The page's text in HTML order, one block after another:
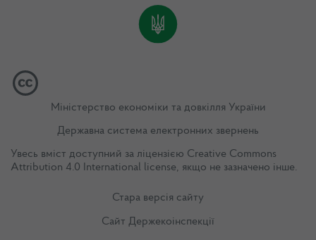
Міністерство економіки та довкілля України
Державна система електронних звернень
Увесь вміст доступний за ліцензією Creative Commons
Attribution 4.0 International license, якщо не зазначено інше.
Стара версія сайту
Сайт Держекоінспекції